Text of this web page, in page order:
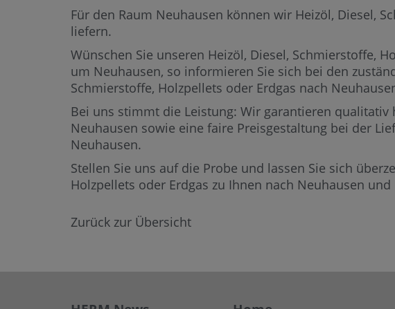
Für den Raum Neuhausen können wir Heizöl, Diesel,
liefern.
Wünschen Sie unseren Heizöl, Diesel, Schmierstoffe,
um Neuhausen, so informieren Sie sich bei den
Schmierstoffe, Holzpellets oder Erdgas nach
Bei uns stimmt die Leistung: Wir garantieren
Neuhausen sowie eine faire Preisgestaltung bei der
Neuhausen.
Stellen Sie uns auf die Probe und lassen Sie sich
Holzpellets oder Erdgas zu Ihnen nach Neuhausen
Zurück zur Übersicht